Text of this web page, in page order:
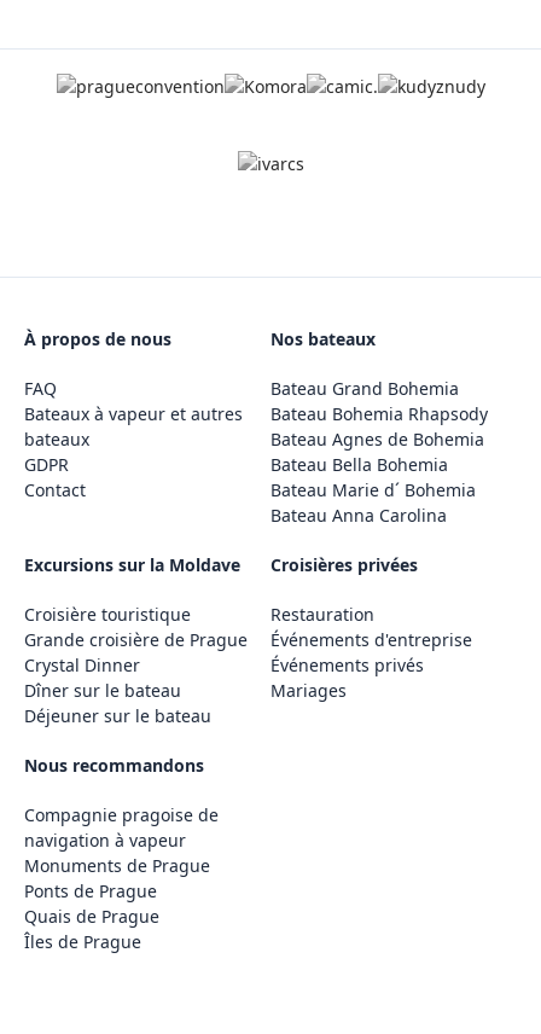
À propos de nous
FAQ
Bateaux à vapeur et autres
bateaux
GDPR
Contact
Nos bateaux
Bateau Grand Bohemia
Bateau Bohemia Rhapsody
Bateau Agnes de Bohemia
Bateau Bella Bohemia
Bateau Marie d´ Bohemia
Bateau Anna Carolina
Excursions sur la Moldave
Croisière touristique
Grande croisière de Prague
Crystal Dinner
Dîner sur le bateau
Déjeuner sur le bateau
Croisières privées
Restauration
Événements d'entreprise
Événements privés
Mariages
Nous recommandons
Compagnie pragoise de
navigation à vapeur
Monuments de Prague
Ponts de Prague
Quais de Prague
Îles de Prague